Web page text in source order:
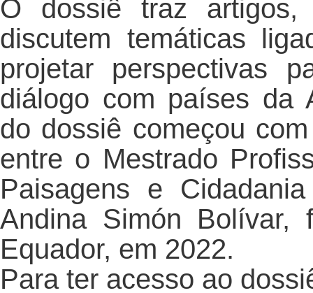
O dossiê traz artigos,
discutem temáticas
projetar perspectivas
diálogo com países da
do dossiê começou
entre o Mestrado
Paisagens e
Andina Simón Bolívar,
Equador, em 2022.
Para ter acesso ao